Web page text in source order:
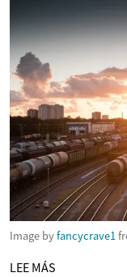
Image byfancycrave1
LEE MÁS